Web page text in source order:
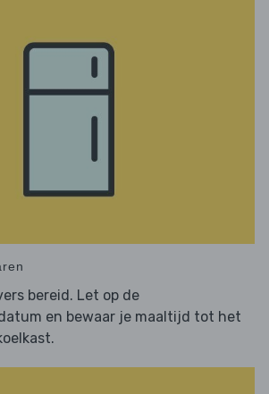
bereid. Let op de
en bewaar je maaltijd tot het